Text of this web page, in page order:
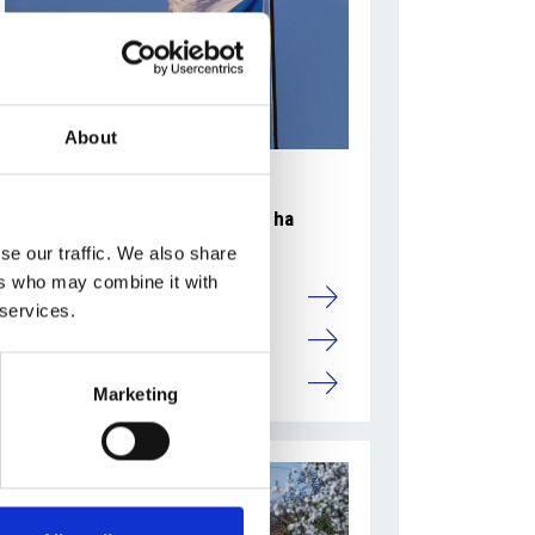
About
our traffic. We also share
who may combine it with
Marketing
La crescita dell’economia ceca ha
raggiunto il due percento
Camic e Soci
Repubblica Ceca